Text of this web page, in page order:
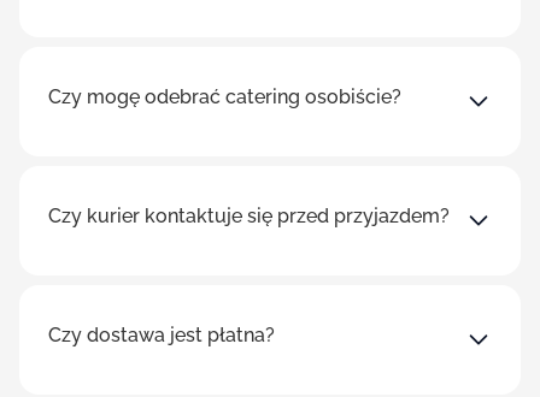
Czy mogę odebrać catering osobiście?
Czy kurier kontaktuje się przed przyjazdem?
Czy dostawa jest płatna?